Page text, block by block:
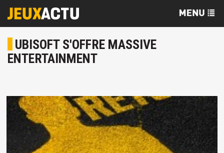
UBISOFT S'OFFRE MASSIVE
ENTERTAINMENT